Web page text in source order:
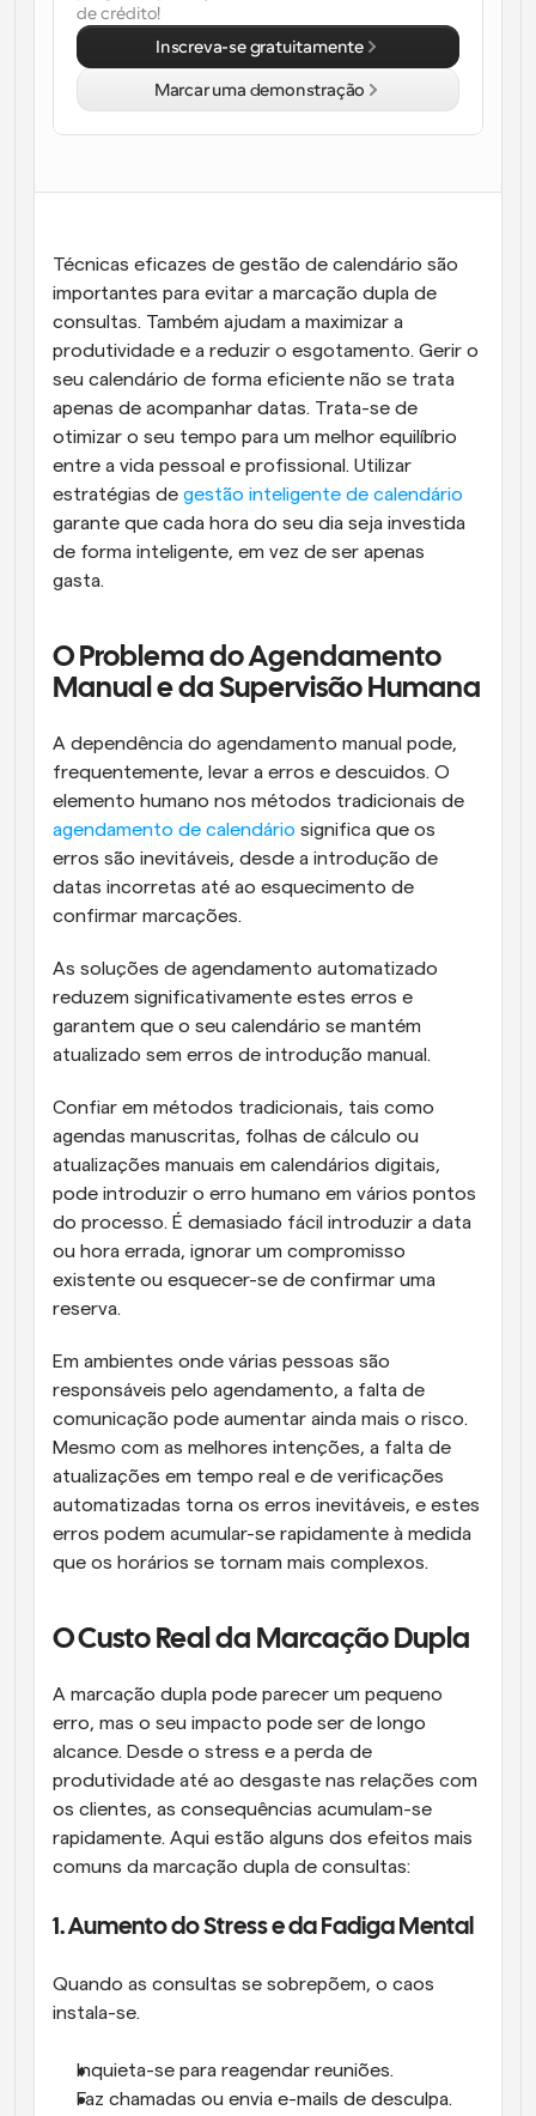
Fluxos de trabalho
Automatizar agendamento e lembretes
Blogue
Mantenha-se atualizado com as últimas notícias e
Links de Grupo Dinâmico
Agende reuniões de forma fluida com várias pessoas
Webhooks
Receba notificações quando algo acontecer
Técnicas eficazes de gestão de calendário são
importantes para evitar a marcação dupla de
consultas. Também ajudam a maximizar a
produtividade e a reduzir o esgotamento. Gerir o
seu calendário de forma eficiente não se trata
apenas de acompanhar datas. Trata-se de
otimizar o seu tempo para um melhor equilíbrio
entre a vida pessoal e profissional. Utilizar
estratégias de gestão inteligente de calendário
garante que cada hora do seu dia seja investida
de forma inteligente, em vez de ser apenas
gasta.
O Problema do Agendamento
Manual e da Supervisão Humana
A dependência do agendamento manual pode,
frequentemente, levar a erros e descuidos. O
elemento humano nos métodos tradicionais de
agendamento de calendário significa que os
erros são inevitáveis, desde a introdução de
datas incorretas até ao esquecimento de
confirmar marcações.
As soluções de agendamento automatizado
reduzem significativamente estes erros e
garantem que o seu calendário se mantém
atualizado sem erros de introdução manual.
Confiar em métodos tradicionais, tais como
agendas manuscritas, folhas de cálculo ou
atualizações manuais em calendários digitais,
pode introduzir o erro humano em vários pontos
do processo. É demasiado fácil introduzir a data
ou hora errada, ignorar um compromisso
existente ou esquecer-se de confirmar uma
reserva.
Em ambientes onde várias pessoas são
responsáveis pelo agendamento, a falta de
comunicação pode aumentar ainda mais o risco.
Mesmo com as melhores intenções, a falta de
atualizações em tempo real e de verificações
automatizadas torna os erros inevitáveis, e estes
erros podem acumular-se rapidamente à medida
que os horários se tornam mais complexos.
O Custo Real da Marcação Dupla
A marcação dupla pode parecer um pequeno
erro, mas o seu impacto pode ser de longo
alcance. Desde o stress e a perda de
produtividade até ao desgaste nas relações com
os clientes, as consequências acumulam-se
rapidamente. Aqui estão alguns dos efeitos mais
comuns da marcação dupla de consultas:
1. Aumento do Stress e da Fadiga Mental
Quando as consultas se sobrepõem, o caos
instala-se.
Inquieta-se para reagendar reuniões.
Faz chamadas ou envia e-mails de desculpa.
de crédito!
Inscreva-se gratuitamente
Marcar uma demonstração